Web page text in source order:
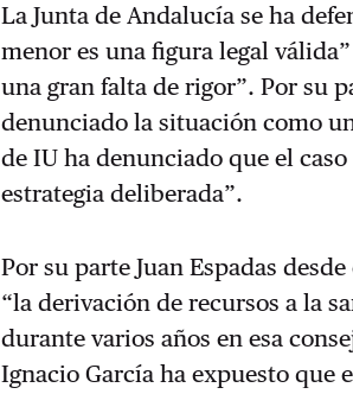
La Junta de Andalucía se ha
menor es una figura legal
una gran falta de rigor”. Por su
denunciado la situación como
de IU ha denunciado que el
estrategia deliberada”.
Por su parte Juan Espadas
“la derivación de recursos a la
durante varios años en esa
Ignacio García ha expuesto que